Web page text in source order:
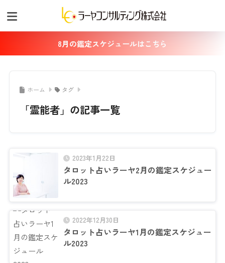
8月の鑑定スケジュールはこちら
ホーム タグ
「霊能者」の記事一覧
2023年1月22日
タロット占いラーヤ2月の鑑定スケジュー
ル2023
2022年12月30日
タロット占いラーヤ1月の鑑定スケジュー
ル2023